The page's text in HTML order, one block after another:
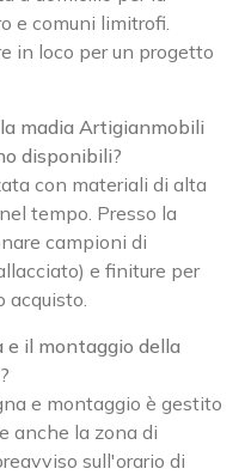
e comuni limitrofi.
in loco per un progetto
madia Artigianmobili
disponibili?
con materiali di alta
tempo. Presso la
campioni di
e finiture per
acquisto.
e il montaggio della
e montaggio è gestito
anche la zona di
sull'orario di